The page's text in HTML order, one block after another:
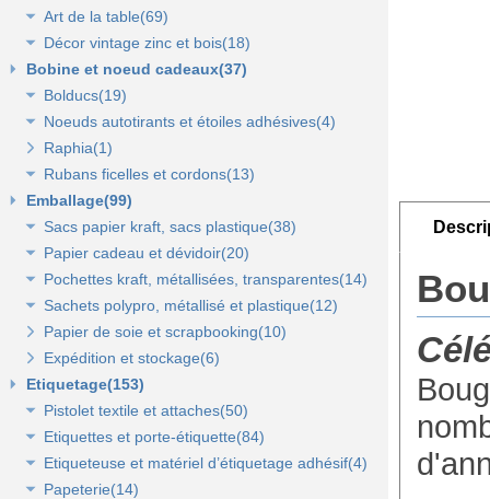
Sacs dragées, photophores et chandeliers(10)
Tulles et noeuds de mariage(16)
Art de la table(69)
Fleurs et déco de table(37)
Nappes et chemins de table(15)
Serviettes et vaisselle jetables(17)
Décor vintage zinc et bois(18)
Accessoires zinc, bois et métal(16)
Mobilier déco(4)
Bobine et noeud cadeaux(37)
Bolducs(19)
Bolducs 7 et 10 mm(7)
Rubans 19 et 25 mm(7)
Rubans 50 et 100 mm(5)
Noeuds autotirants et étoiles adhésives(4)
Noeuds autocollants et étoiles adhésives(3)
Raphia(1)
Rubans ficelles et cordons(13)
Ficelles et cordons(4)
Rubans tissu, jute et sisal(6)
Rubans tulle(3)
Emballage(99)
Sacs papier kraft, sacs plastique(38)
Sacs kraft poignées plates(7)
Sacs kraft poignées torsadées(5)
Sacs fêtes et fantaisie(5)
Sacs pour bouteille(10)
Sacs pelliculés(6)
Sacs plastique(4)
Sacs en petite quantité(4)
Papier cadeau et dévidoir(20)
Papier cadeaux fantaisie(3)
Papier cadeaux kraft(2)
Papiers fleuriste en polypropylène(3)
Papier cadeaux Noël - Papier métallisé(11)
Dévidoirs(1)
Pochettes kraft, métallisées, transparentes(14)
Pochettes kraft brun et couleurs(8)
Pochettes cadeaux métallisées(3)
Pochettes transparentes rabat adhésif(3)
Sachets polypro, métallisé et plastique(12)
Sachets confiserie polypro et métal(7)
Sachets plastique minigrip(5)
Papier de soie et scrapbooking(10)
Expédition et stockage(6)
Etiquetage(153)
Pistolet textile et attaches(50)
Pistolets textile, aiguilles et accessoires(12)
Attaches pour pistolets textile(17)
Pistolet Fasbanok et Pistolet V'Tool(14)
Etiquettes et porte-étiquette(84)
Etiquettes textile perforées(0)
Etiquettes à fil(6)
Etiqueteuse et matériel d’étiquetage adhésif(4)
Etiquettes adhésives pour étiqueteuse(2)
Papeterie(14)